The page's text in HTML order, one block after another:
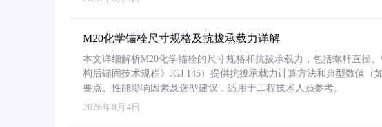
M20化学锚栓尺寸规格及抗拔承载力详解
本文详细解析M20化学锚栓的尺寸规格和抗拔承载力，包括螺杆直径
构后锚固技术规程》JGJ 145）提供抗拔承载力计算方法和典型数值（
要点、性能影响因素及选型建议，适用于工程技术人员参考。
2026年8月4日